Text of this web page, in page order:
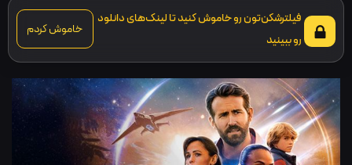
فیلترشکن‌تون رو خاموش کنید تا لینک‌های دانلود
رو ببینید
خاموش کردم